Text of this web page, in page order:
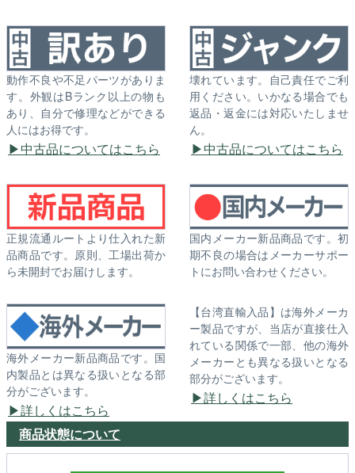
動作不良や不足パーツがありま
す。外観はBランク以上の物も
あり、自分で修理などができる
人にはお得です。
中古品についてはこちら
壊れています。自己責任でご利
用ください。いかなる場合でも
返品・返金には対応いたしませ
ん。
中古品についてはこちら
正規流通ルートより仕入れた新
品商品です。原則、工場出荷か
ら未開封でお届けします。
国内メーカー新品商品です。初
期不良の場合はメーカーサポー
トにお問い合わせください。
海外メーカー新品商品です。国
内製品とは異なる扱いとなる部
分がございます。
詳しくはこちら
【台湾直輸入品】は海外メーカ
ー製品ですが、当店が直接仕入
れている関係で一部、他の海外
メーカーとも異なる扱いとなる
部分がございます。
詳しくはこちら
商品状態について